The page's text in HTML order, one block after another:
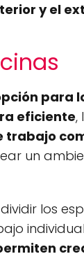
y el
para
eficiente,
trabajo
un
los